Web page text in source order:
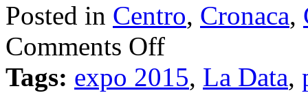
Posted in Centro, Cronaca,
Comments Off
Tags: expo 2015, La Data,